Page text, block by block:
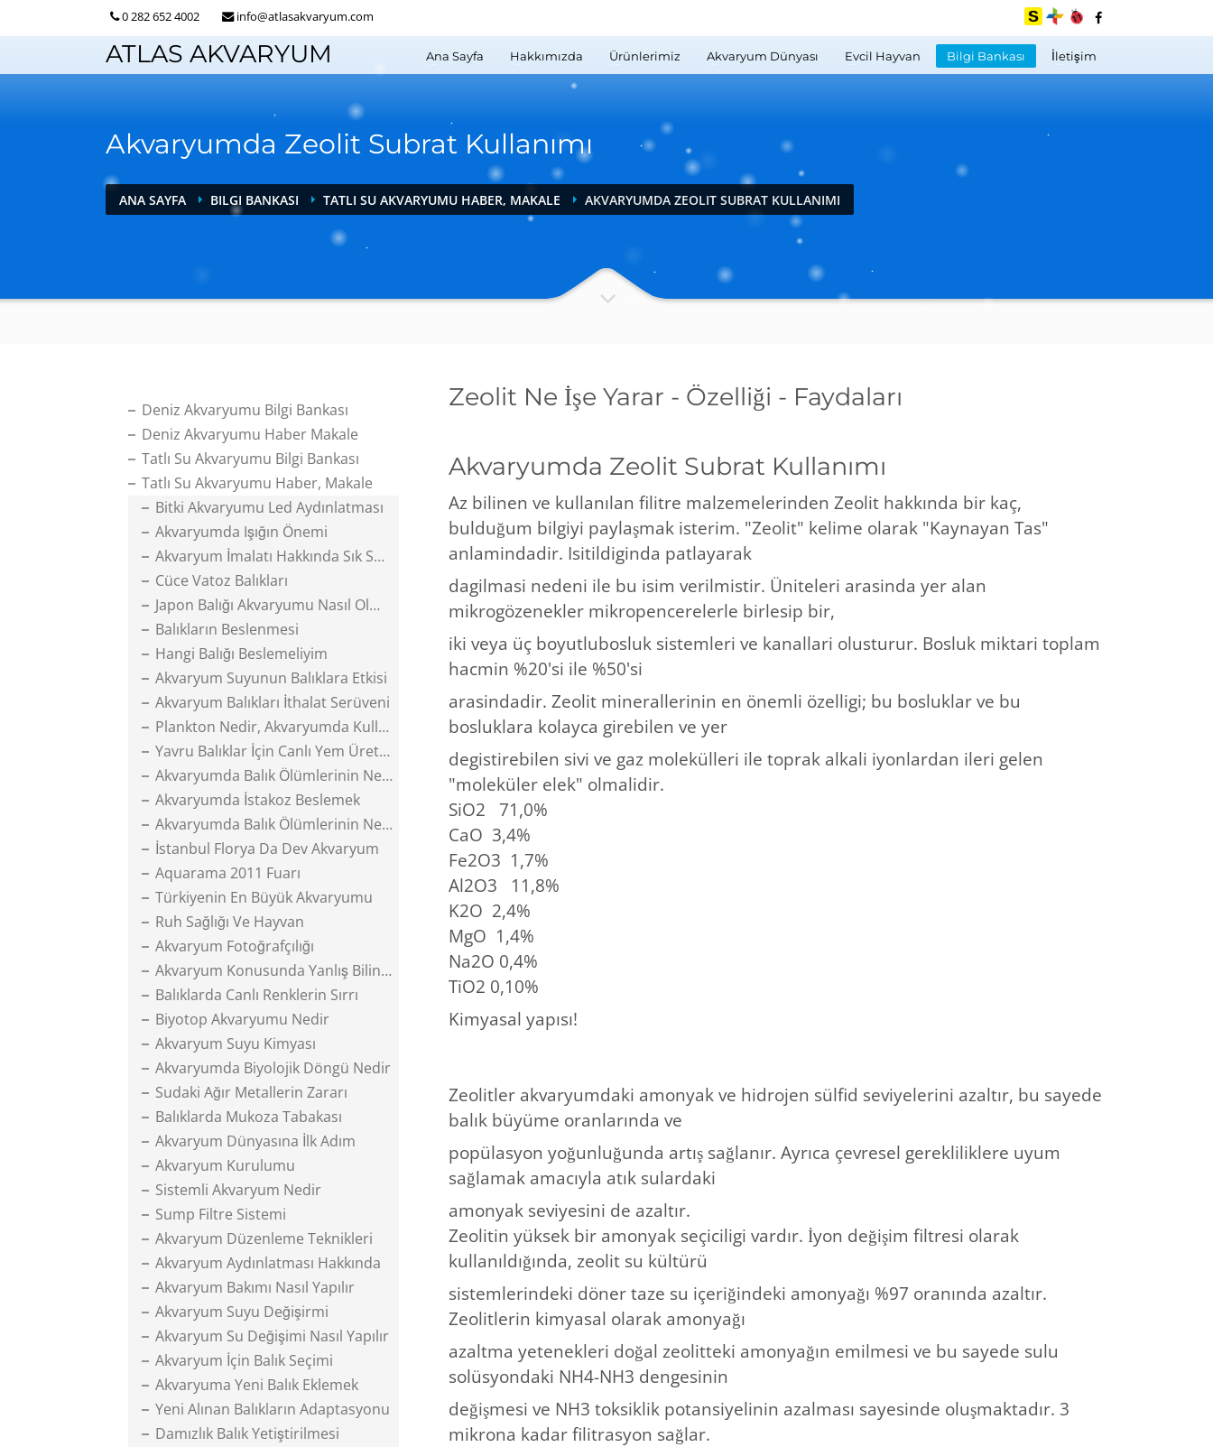
0 282 652 4002 info@atlasakvaryum.com
ATLAS AKVARYUM Ana Sayfa Hakkımızda Ürünlerimiz Akvaryum Dünyası Evcil Hayvan Bilgi Bankası İletişim
Akvaryumda Zeolit Subrat Kullanımı
ANA SAYFA BILGI BANKASI TATLI SU AKVARYUMU HABER, MAKALE AKVARYUMDA ZEOLIT SUBRAT KULLANIMI
Deniz Akvaryumu Bilgi Bankası
Deniz Akvaryumu Haber Makale
Tatlı Su Akvaryumu Bilgi Bankası
Tatlı Su Akvaryumu Haber, Makale
Bitki Akvaryumu Led Aydınlatması
Akvaryumda Işığın Önemi
Akvaryum İmalatı Hakkında Sık Sorulanlar
Cüce Vatoz Balıkları
Japon Balığı Akvaryumu Nasıl Olmalı
Balıkların Beslenmesi
Hangi Balığı Beslemeliyim
Akvaryum Suyunun Balıklara Etkisi
Akvaryum Balıkları İthalat Serüveni
Plankton Nedir, Akvaryumda Kullanımı
Yavru Balıklar İçin Canlı Yem Üretimi
Akvaryumda Balık Ölümlerinin Nedenleri
Akvaryumda İstakoz Beslemek
Akvaryumda Balık Ölümlerinin Nedenleri
İstanbul Florya Da Dev Akvaryum
Aquarama 2011 Fuarı
Türkiyenin En Büyük Akvaryumu
Ruh Sağlığı Ve Hayvan
Akvaryum Fotoğrafçılığı
Akvaryum Konusunda Yanlış Bilinenler
Balıklarda Canlı Renklerin Sırrı
Biyotop Akvaryumu Nedir
Akvaryum Suyu Kimyası
Akvaryumda Biyolojik Döngü Nedir
Sudaki Ağır Metallerin Zararı
Balıklarda Mukoza Tabakası
Akvaryum Dünyasına İlk Adım
Akvaryum Kurulumu
Sistemli Akvaryum Nedir
Sump Filtre Sistemi
Akvaryum Düzenleme Teknikleri
Akvaryum Aydınlatması Hakkında
Akvaryum Bakımı Nasıl Yapılır
Akvaryum Suyu Değişirmi
Akvaryum Su Değişimi Nasıl Yapılır
Akvaryum İçin Balık Seçimi
Akvaryuma Yeni Balık Eklemek
Yeni Alınan Balıkların Adaptasyonu
Damızlık Balık Yetiştirilmesi
Zeolit Ne İşe Yarar - Özelliği - Faydaları
Akvaryumda Zeolit Subrat Kullanımı
Az bilinen ve kullanılan filitre malzemelerinden Zeolit hakkında bir kaç,
bulduğum bilgiyi paylaşmak isterim. "Zeolit" kelime olarak "Kaynayan Tas"
anlamindadir. Isitildiginda patlayarak
dagilmasi nedeni ile bu isim verilmistir. Üniteleri arasinda yer alan
mikrogözenekler mikropencerelerle birlesip bir,
iki veya üç boyutlubosluk sistemleri ve kanallari olusturur. Bosluk miktari toplam
hacmin %20'si ile %50'si
arasindadir. Zeolit minerallerinin en önemli özelligi; bu bosluklar ve bu
bosluklara kolayca girebilen ve yer
degistirebilen sivi ve gaz molekülleri ile toprak alkali iyonlardan ileri gelen
"moleküler elek" olmalidir.
SiO2 71,0%
CaO 3,4%
Fe2O3 1,7%
Al2O3 11,8%
K2O 2,4%
MgO 1,4%
Na2O 0,4%
TiO2 0,10%
Kimyasal yapısı!
Zeolitler akvaryumdaki amonyak ve hidrojen sülfid seviyelerini azaltır, bu sayede
balık büyüme oranlarında ve
popülasyon yoğunluğunda artış sağlanır. Ayrıca çevresel gerekliliklere uyum
sağlamak amacıyla atık sulardaki
amonyak seviyesini de azaltır.
Zeolitin yüksek bir amonyak seçiciligi vardır. İyon değişim filtresi olarak
kullanıldığında, zeolit su kültürü
sistemlerindeki döner taze su içeriğindeki amonyağı %97 oranında azaltır.
Zeolitlerin kimyasal olarak amonyağı
azaltma yetenekleri doğal zeolitteki amonyağın emilmesi ve bu sayede sulu
solüsyondaki NH4-NH3 dengesinin
değişmesi ve NH3 toksiklik potansiyelinin azalması sayesinde oluşmaktadır. 3
mikrona kadar filitrasyon sağlar.